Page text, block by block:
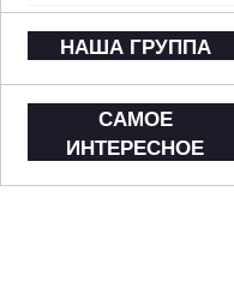
НАША ГРУППА
САМОЕ
ИНТЕРЕСНОЕ